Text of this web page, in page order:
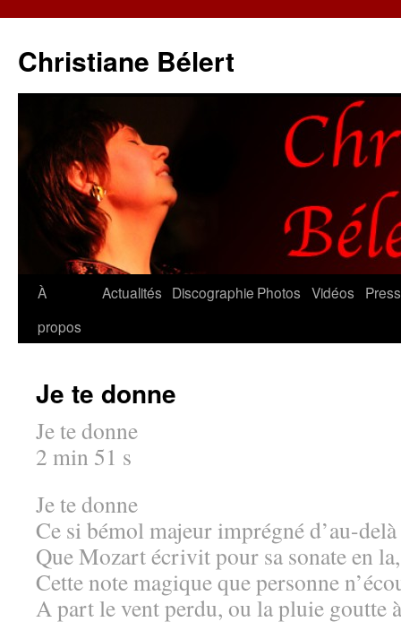
Christiane Bélert
Aller
À
propos
Actualités Discographie Photos Vidéos
Je te donne
Je te donne
2 min 51 s
Je te donne
Ce si bémol majeur imprégné d’au-delà
Que Mozart écrivit pour sa sonate en la,
Cette note magique que personne
A part le vent perdu, ou la pluie goutte